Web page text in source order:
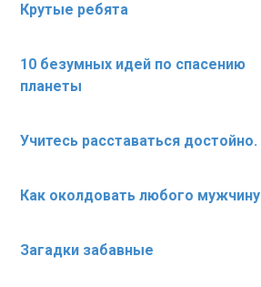
Крутые ребята
10 безумных идей по спасению
планеты
Учитесь расставаться достойно.
Как околдовать любого мужчину
Загадки забавные